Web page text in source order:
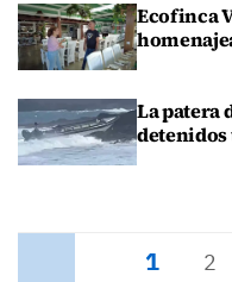
Ecofinca
La patera
detenidos
1 2